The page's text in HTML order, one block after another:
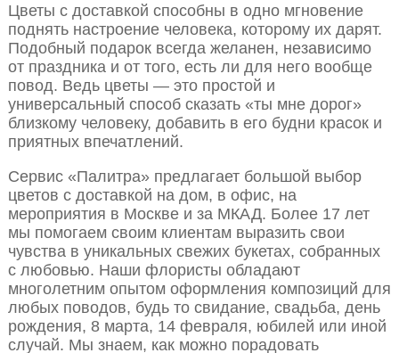
Цветы с доставкой способны в одно мгновение
поднять настроение человека, которому их дарят.
Подобный подарок всегда желанен, независимо
от праздника и от того, есть ли для него вообще
повод. Ведь цветы — это простой и
универсальный способ сказать «ты мне дорог»
близкому человеку, добавить в его будни красок и
приятных впечатлений.
Сервис «Палитра» предлагает большой выбор
цветов с доставкой на дом, в офис, на
мероприятия в Москве и за МКАД. Более 17 лет
мы помогаем своим клиентам выразить свои
чувства в уникальных свежих букетах, собранных
с любовью. Наши флористы обладают
многолетним опытом оформления композиций для
любых поводов, будь то свидание, свадьба, день
рождения, 8 марта, 14 февраля, юбилей или иной
случай. Мы знаем, как можно порадовать